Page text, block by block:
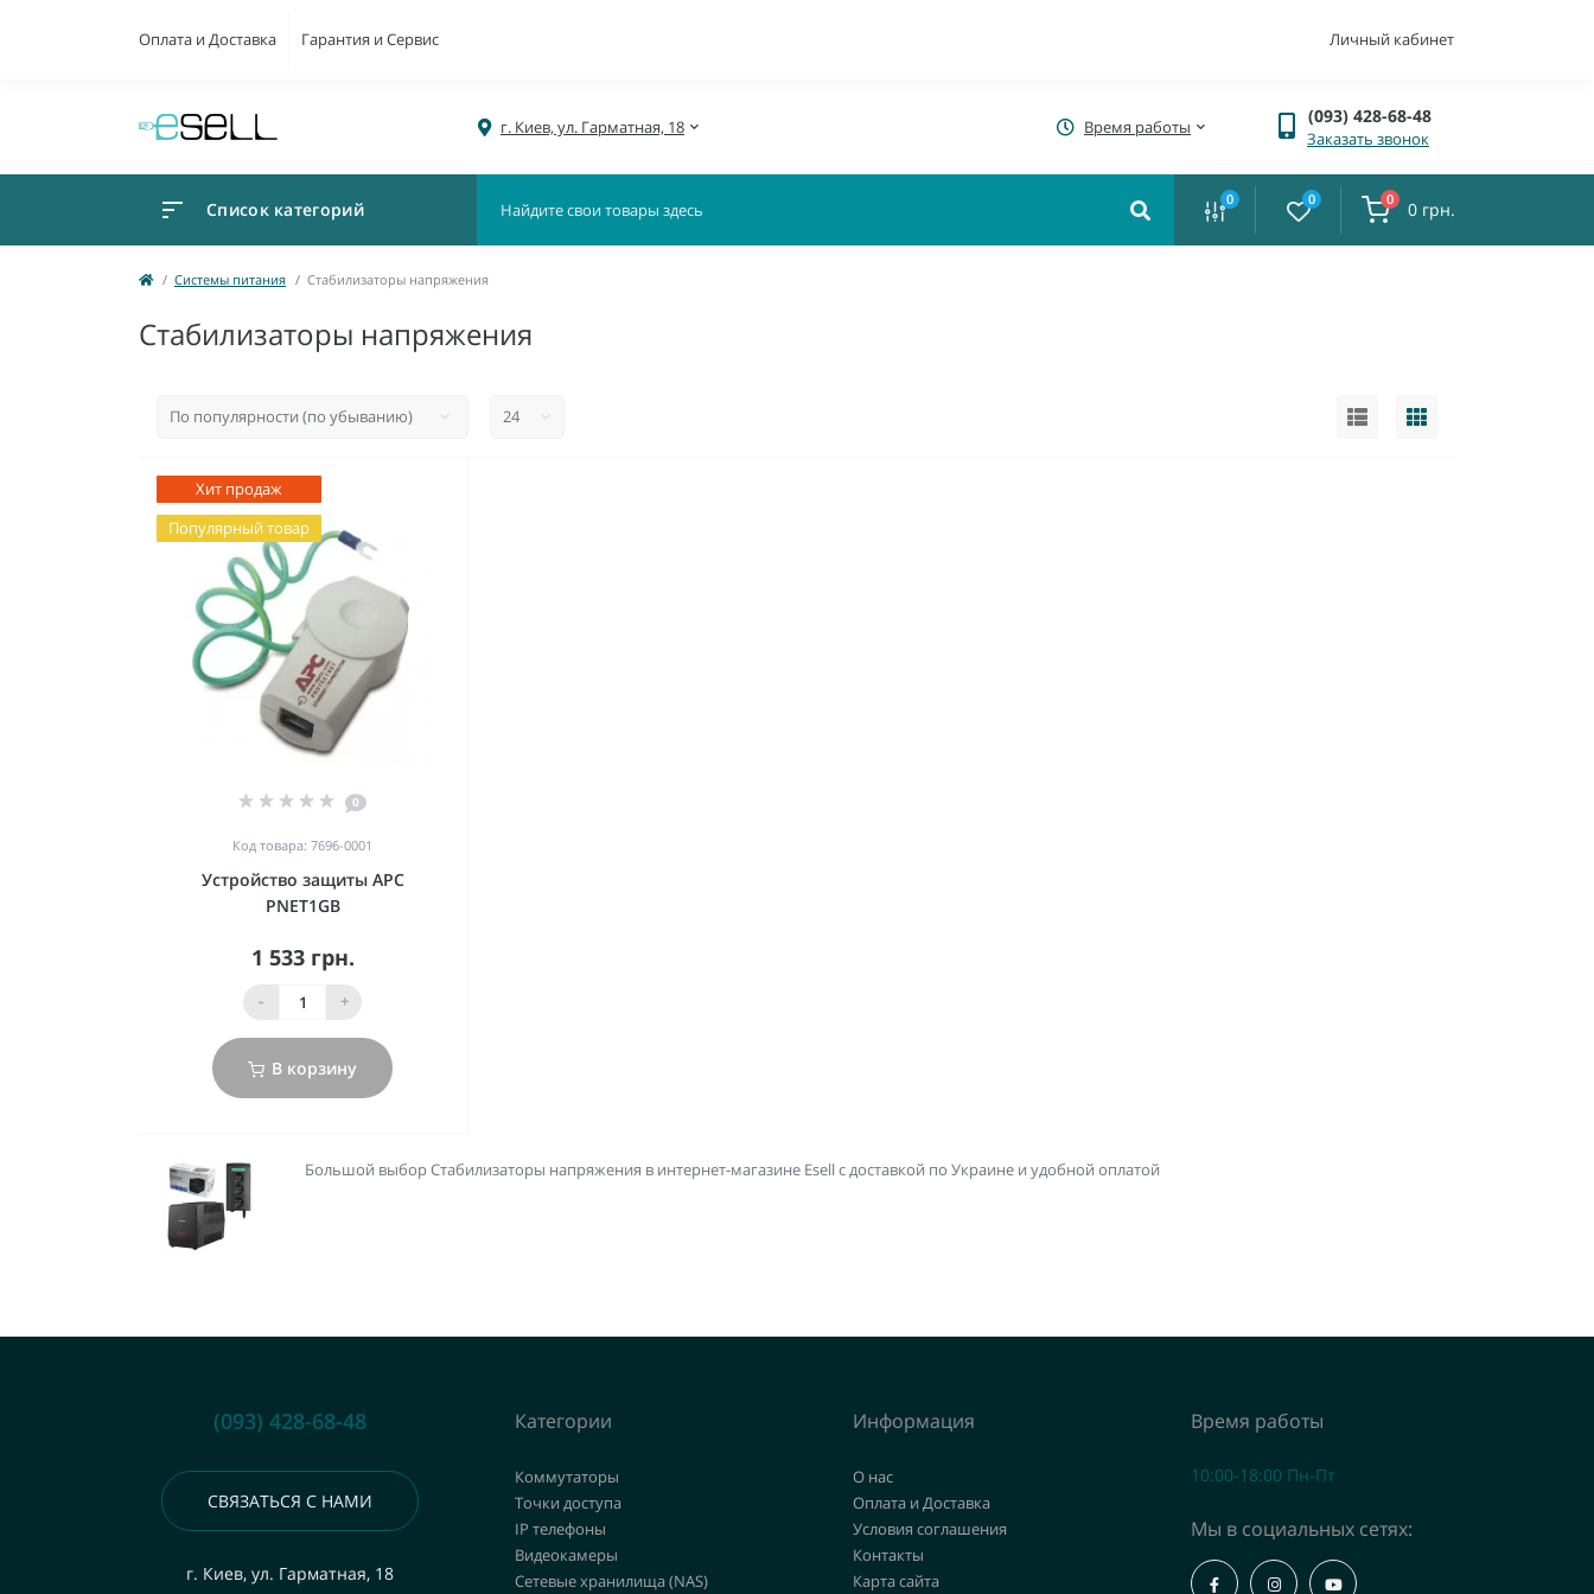
Оплата и Доставка Гарантия и Сервис Личный кабинет
г. Киев, ул. Гарматная, 18 Время работы (093) 428-68-48
Заказать звонок
Список категорий 0 0 0 0 грн.
Системы питания Стабилизаторы напряжения
Стабилизаторы напряжения
Хит продаж
Популярный товар
0
Код товара: 7696-0001
Устройство защиты APC
PNET1GB
1 533 грн.
- +
В корзину
Большой выбор Стабилизаторы напряжения в интернет-магазине Esell с доставкой по Украине и удобной оплатой
(093) 428-68-48
СВЯЗАТЬСЯ С НАМИ
г. Киев, ул. Гарматная, 18
Категории
Коммутаторы
Точки доступа
IP телефоны
Видеокамеры
Сетевые хранилища (NAS)
Информация
О нас
Оплата и Доставка
Условия соглашения
Контакты
Карта сайта
Время работы
10:00-18:00 Пн-Пт
Мы в социальных сетях: